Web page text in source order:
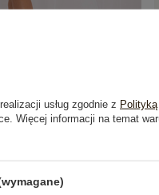
ramiączkach SUBLEVEL
usług zgodnie z
Więcej informacji na temat